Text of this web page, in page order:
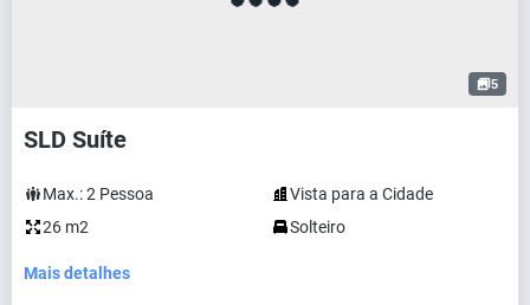
5
SLD Suíte
Max.:2 Pessoa
Vista para a Cidade
26 m2
Solteiro
Mais detalhes